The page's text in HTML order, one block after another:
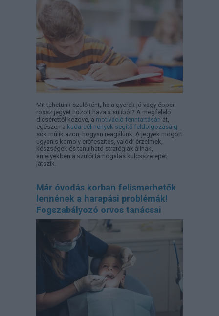
Mit tehetünk szülőként, ha a gyerek jó vagy éppen
rossz jegyet hozott haza a suliból? A megfelelő
dicsérettől kezdve, a motiváció fenntartásán át,
egészen a kudarcélmények segítő feldolgozásáig
sok múlik azon, hogyan reagálunk. A jegyek mögött
ugyanis komoly erőfeszítés, valódi érzelmek,
készségek és tanulható stratégiák állnak,
amelyekben a szülői támogatás kulcsszerepet
játszik.
Már óvodás korban felismerhetők
lennének a harapási problémák!
Fogszabályozó orvos tanácsai